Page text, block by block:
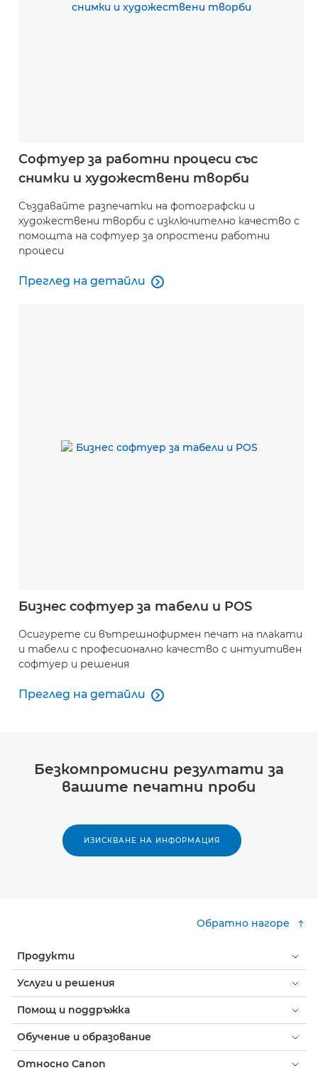
Софтуер за работни процеси със
снимки и художествени творби
Създавайте разпечатки на фотографски и
художествени творби с изключително качество с
помощта на софтуер за опростени работни
процеси
Преглед на детайли
Преглед на детайли

Бизнес софтуер за табели и POS
Осигурете си вътрешнофирмен печат на плакати
и табели с професионално качество с интуитивен
софтуер и решения
Преглед на детайли
Преглед на детайли

Безкомпромисни резултати за
вашите печатни проби
ИЗИСКВАНЕ НА ИНФОРМАЦИЯ
Обратно нагоре
Продукти
Услуги и решения
Помощ и поддръжка
Обучение и образование
Относно Canon